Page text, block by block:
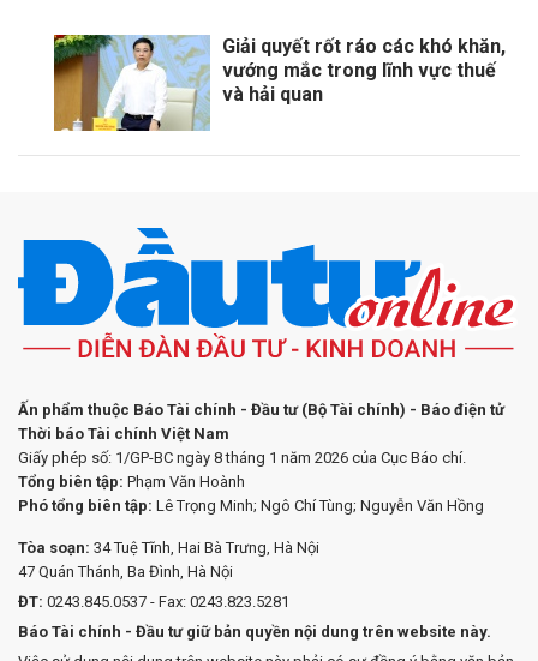
Giải quyết rốt ráo các khó khăn,
vướng mắc trong lĩnh vực thuế
và hải quan
Ấn phẩm thuộc Báo Tài chính - Đầu tư (Bộ Tài chính) - Báo điện tử
Thời báo Tài chính Việt Nam
Giấy phép số: 1/GP-BC ngày 8 tháng 1 năm 2026 của Cục Báo chí.
Tổng biên tập: Phạm Văn Hoành
Phó tổng biên tập: Lê Trọng Minh; Ngô Chí Tùng; Nguyễn Văn Hồng
Tòa soạn: 34 Tuệ Tĩnh, Hai Bà Trưng, Hà Nội
47 Quán Thánh, Ba Đình, Hà Nội
ĐT: 0243.845.0537 - Fax: 0243.823.5281
Báo Tài chính - Đầu tư giữ bản quyền nội dung trên website này.